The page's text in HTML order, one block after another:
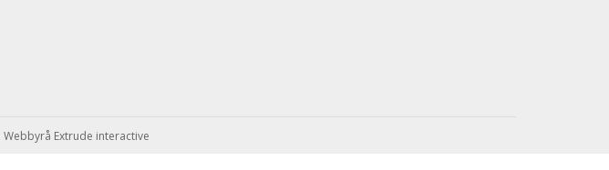
Webbyrå Extrude interactive